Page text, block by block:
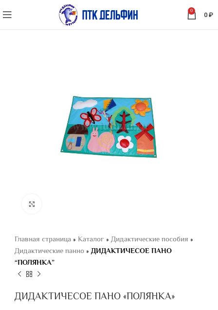
0
0 ₽
Главная страница » Каталог » Дидактические пособия »
Дидактические панно » ДИДАКТИЧЕСОЕ ПАНО
“ПОЛЯНКА”
ДИДАКТИЧЕСОЕ ПАНО «ПОЛЯНКА»